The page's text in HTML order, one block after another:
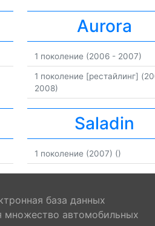
Aurora
1 поколение (2006 - 2007)
1 поколение [рестайлинг]
2008)
Saladin
1 поколение (2007) ()
база данных
множество автомобильных